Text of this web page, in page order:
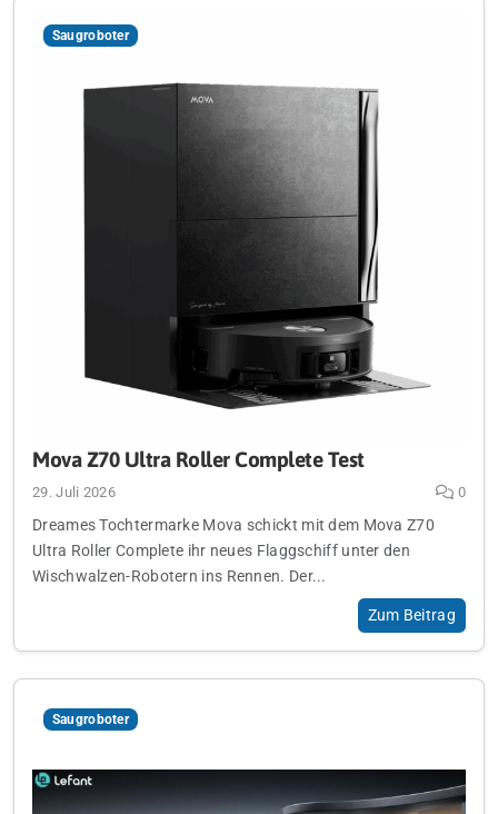
Saugroboter
Mova Z70 Ultra Roller Complete Test
29. Juli 2026 0
Dreames Tochtermarke Mova schickt mit dem Mova Z70
Ultra Roller Complete ihr neues Flaggschiff unter den
Wischwalzen-Robotern ins Rennen. Der...
Zum Beitrag
Saugroboter